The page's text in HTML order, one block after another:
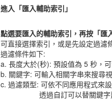
進入「匯入輔助索引」
點選要匯入的輔助索引，再按「匯
可直接選擇索引，或是先設定過濾
過濾條件如下:
a. 長度大於(秒): 預設值為 5 秒，
b. 關鍵字: 可輸入相關字串來搜尋
c. 過濾類型: 可依不同應用程式來
透過自訂可以替關鍵字建